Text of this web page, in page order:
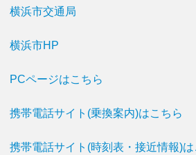
横浜市交通局
横浜市HP
PCページはこちら
携帯電話サイト(乗換案内)はこちら
携帯電話サイト(時刻表・接近情報)は